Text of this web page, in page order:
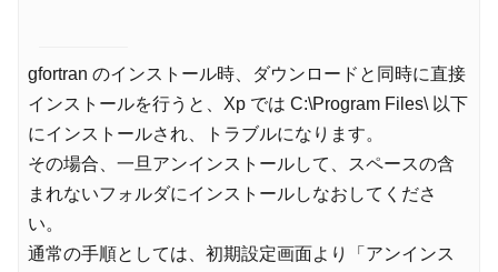
gfortran のインストール時、ダウンロードと同時に直接
インストールを行うと、Xp では C:\Program Files\ 以下
にインストールされ、トラブルになります。
その場合、一旦アンインストールして、スペースの含
まれないフォルダにインストールしなおしてくださ
い。
通常の手順としては、初期設定画面より「アンインス